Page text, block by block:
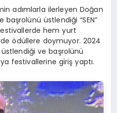
adımlarla ilerleyen Doğan
başrolünü üstlendiği “SEN”
hem yurt
ödüllere doymuyor. 2024
üstlendiği ve başrolünü
festivallerine giriş yaptı.